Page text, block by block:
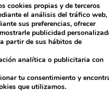
cookies propias y de terceros
el análisis del tráfico web,
sus preferencias, ofrecer
publicidad
partir de sus hábitos de
analítica o publicitaria con
tu consentimiento y
que utilizamos.